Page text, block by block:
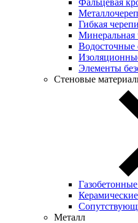
Гибкая
Минеральная
Водосточные
Элементы
Стеновые
Металл